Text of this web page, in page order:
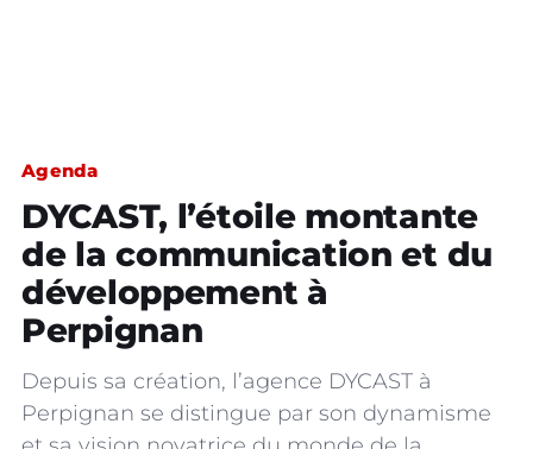
Agenda
DYCAST, l’étoile montante
de la communication et du
développement à
Perpignan
Depuis sa création, l’agence DYCAST à
Perpignan se distingue par son dynamisme